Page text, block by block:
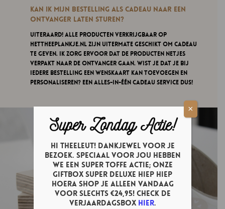
Kan ik mijn bestelling als cadeau naar een
ontvanger laten sturen?
Uiteraard! Alle producten verkrijgbaar op
hettheeplankje.nl zijn uitermate geschikt om cadeau
te geven. Ik zorg ervoor dat de producten netjes
verpakt naar de ontvanger gaan. Wist je dat je bij
iedere bestelling een wenskaart kan toevoegen en
personaliseren? Een alles-in-één cadeau service dus!
Super Zondag Actie!
Hi theeleut! Dankjewel voor je
bezoek. Speciaal voor jou hebben
we een super toffe actie; onze
Giftbox Super Deluxe Hiep Hiep
Hoera shop je ALLEEN vandaag
voor slechts €24,95! Check de
verjaardagsbox hier.
×